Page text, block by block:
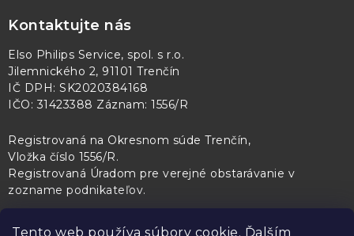
Tento web používa súbory cookie. Ďalším
Kontaktujte nás
Elso Philips Service, spol. s r.o.
Jilemnického 2, 91101 Trenčín
IČ DPH: SK2020384168
IČO: 31423388 Záznam: 1556/R
Registrovaná na Okresnom súde Trenčín,
Vložka číslo 1556/R.
Registrovaná Úradom pre verejné obstarávanie v
zozname podnikateľov.